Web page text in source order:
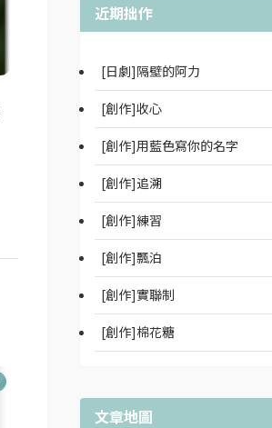
近期拙作
[日劇]隔壁的阿力
[創作]收心
[創作]用藍色寫你的名字
[創作]追溯
[創作]練習
[創作]飄泊
[創作]實聯制
[創作]棉花糖
文章地圖